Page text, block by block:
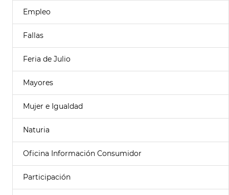
Empleo
Fallas
Feria de Julio
Mayores
Mujer e Igualdad
Naturia
Oficina Información Consumidor
Participación